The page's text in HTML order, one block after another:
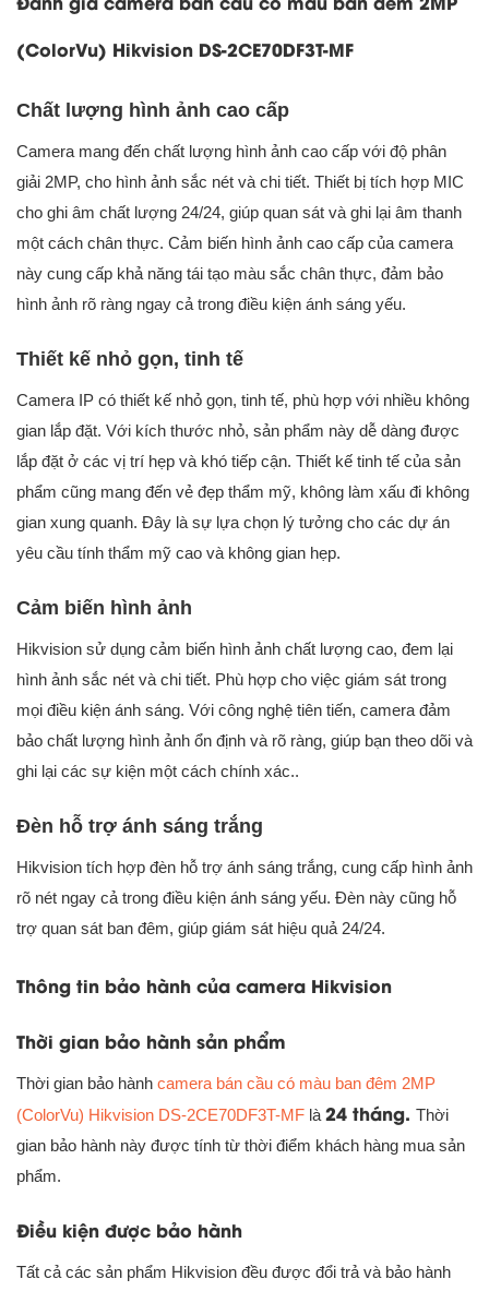
(ColorVu) Hikvision DS-2CE70DF3T-MF
Chất lượng hình ảnh cao cấp
Camera mang đến chất lượng hình ảnh cao cấp với độ phân
giải 2MP, cho hình ảnh sắc nét và chi tiết. Thiết bị tích hợp MIC
cho ghi âm chất lượng 24/24, giúp quan sát và ghi lại âm thanh
một cách chân thực. Cảm biến hình ảnh cao cấp của camera
này cung cấp khả năng tái tạo màu sắc chân thực, đảm bảo
hình ảnh rõ ràng ngay cả trong điều kiện ánh sáng yếu.
Thiết kế nhỏ gọn, tinh tế
Camera IP có thiết kế nhỏ gọn, tinh tế, phù hợp với nhiều không
gian lắp đặt. Với kích thước nhỏ, sản phẩm này dễ dàng được
lắp đặt ở các vị trí hẹp và khó tiếp cận. Thiết kế tinh tế của sản
phẩm cũng mang đến vẻ đẹp thẩm mỹ, không làm xấu đi không
gian xung quanh. Đây là sự lựa chọn lý tưởng cho các dự án
yêu cầu tính thẩm mỹ cao và không gian hẹp.
Cảm biến hình ảnh
Hikvision sử dụng cảm biến hình ảnh chất lượng cao, đem lại
hình ảnh sắc nét và chi tiết. Phù hợp cho việc giám sát trong
mọi điều kiện ánh sáng. Với công nghệ tiên tiến, camera đảm
bảo chất lượng hình ảnh ổn định và rõ ràng, giúp bạn theo dõi và
ghi lại các sự kiện một cách chính xác..
Đèn hỗ trợ ánh sáng trắng
Hikvision tích hợp đèn hỗ trợ ánh sáng trắng, cung cấp hình ảnh
rõ nét ngay cả trong điều kiện ánh sáng yếu. Đèn này cũng hỗ
trợ quan sát ban đêm, giúp giám sát hiệu quả 24/24.
Thông tin bảo hành của camera Hikvision
Thời gian bảo hành sản phẩm
Thời gian bảo hành camera bán cầu có màu ban đêm 2MP
(ColorVu) Hikvision DS-2CE70DF3T-MF là 24 tháng. Thời
gian bảo hành này được tính từ thời điểm khách hàng mua sản
phẩm.
Điều kiện được bảo hành
Tất cả các sản phẩm Hikvision đều được đổi trả và bảo hành